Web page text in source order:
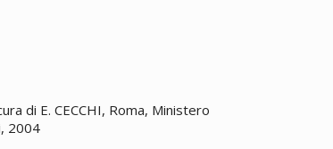
di E. CECCHI, Roma, Ministero
2004